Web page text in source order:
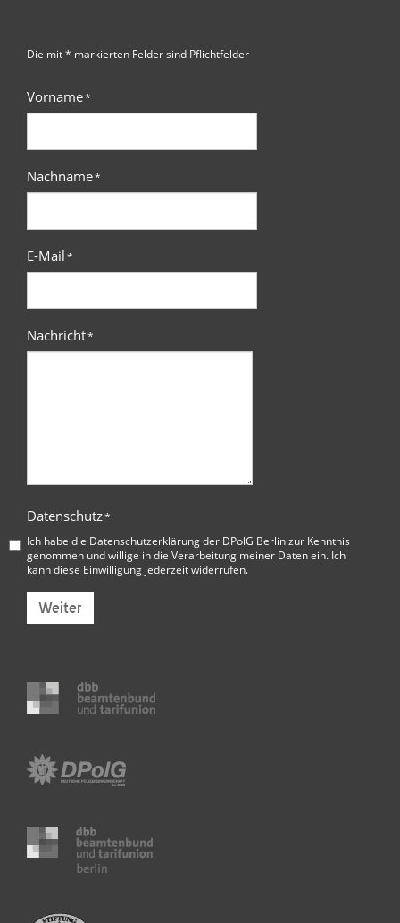
Die mit * markierten Felder sind Pflichtfelder
Vorname*
Nachname*
E-Mail*
Nachricht*
Datenschutz*
Ich habe die Datenschutzerklärung der DPolG Berlinzur Kenntnis
genommen und willige in die Verarbeitung meiner Daten ein. Ich
kann diese Einwilligung jederzeit widerrufen.
Weiter